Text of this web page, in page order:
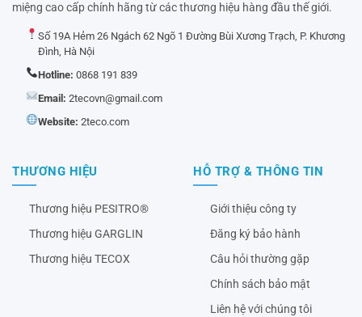
miệng cao cấp chính hãng từ các thương hiệu hàng đầu thế giới.
Số 19A Hẻm 26 Ngách 62 Ngõ 1 Đường Bùi Xương Trạch, P. Khương
Đình, Hà Nội
Hotline: 0868 191 839
Email: 2tecovn@gmail.com
Website: 2teco.com
THƯƠNG HIỆU
Thương hiệu PESITRO®
Thương hiệu GARGLIN
Thương hiệu TECOX
HỖ TRỢ & THÔNG TIN
Giới thiệu công ty
Đăng ký bảo hành
Câu hỏi thường gặp
Chính sách bảo mật
Liên hệ với chúng tôi